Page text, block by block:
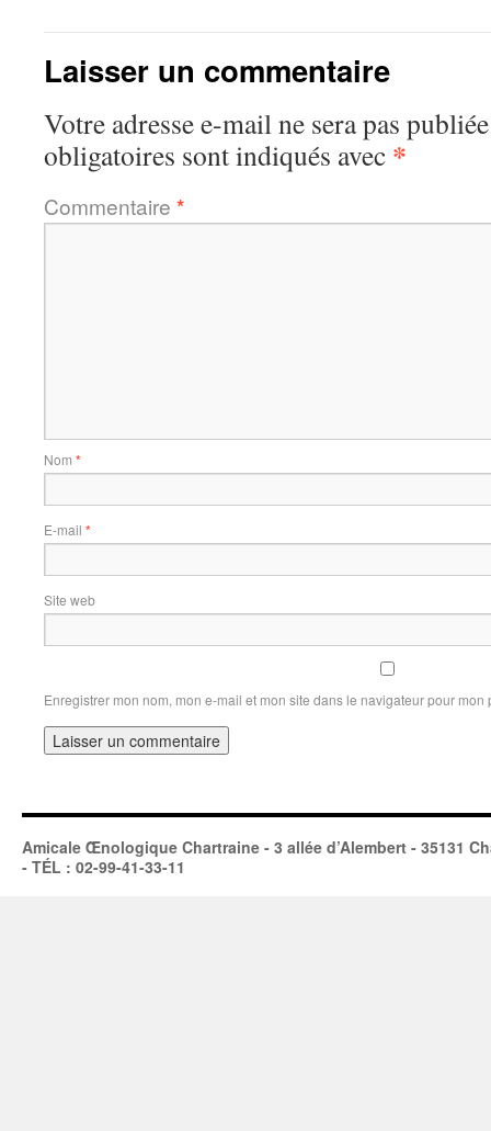
Laisser un commentaire
Votre adresse e-mail ne sera pas
obligatoires sont indiqués avec *
Commentaire *
Nom *
E-mail *
Site web
Enregistrer mon nom, mon e-mail et mon site dans le navigateur pour
Amicale Œnologique Chartraine - 3 allée d’Alembert - 35131
- TÉL : 02-99-41-33-11